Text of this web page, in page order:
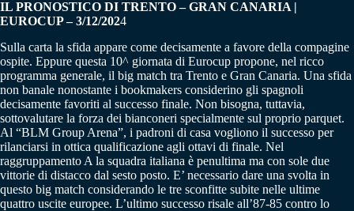
IL PRONOSTICO DI TRENTO – GRAN CANARIA |
EUROCUP – 3/12/2024
Sulla carta la sfida appare come decisamente a favore della compagine
ospite. Eppure questa 10^ giornata di Eurocup propone, nel ricco
programma generale, il big match tra Trento e Gran Canaria. Una sfida
non banale nonostante i bookmakers considerino gli spagnoli
decisamente favoriti al successo finale. Non bisogna, tuttavia,
sottovalutare la forza dei bianconeri specialmente sul proprio parquet.
Al “BLM Group Arena”, i padroni di casa vogliono il successo per
rilanciarsi in ottica qualificazione agli ottavi di finale. Nel
raggruppamento A la squadra italiana è penultima ma con sole due
vittorie di distacco dal sesto posto. E’ necessario dare una svolta in
questo big match considerando le tre sconfitte subite nelle ultime
quattro uscite europee. L’ultimo successo risale all’87-85 contro lo